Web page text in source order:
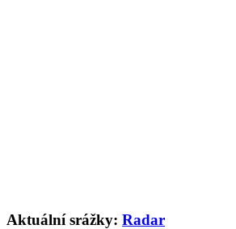
Aktuální srážky: Radar